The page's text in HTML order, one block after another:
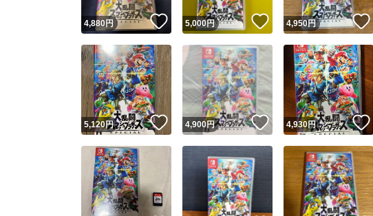
4,880円 いいね！
5,000円 いいね！
4,950円
5,120円 いいね！
4,900円 いいね！
4,930円